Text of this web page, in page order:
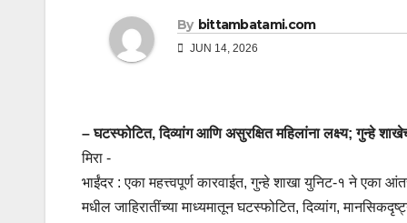
By bittambatami.com
JUN 14, 2026
– घटस्फोटित, दिव्यांग आणि असुरक्षित महिलांना लक्ष्य; गुन्हे
मिरा -
भाईंदर : एका महत्त्वपूर्ण कारवाईत, गुन्हे शाखा युनिट-१ ने
मधील जाहिरातींच्या माध्यमातून घटस्फोटित, दिव्यांग,